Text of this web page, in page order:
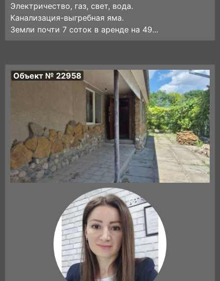
Электричество, газ, свет, вода.
Канализация-выгребная яма.
Земли почти 7 соток в аренде на 49...
Объект № 22958